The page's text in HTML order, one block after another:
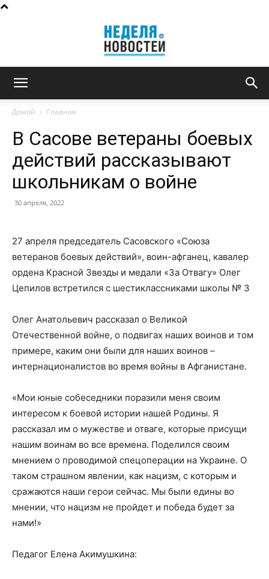
новостей
Домой Главная
В Сасове ветераны боевых
действий рассказывают
школьникам о войне
30 апреля, 2022
27 апреля председатель Сасовского «Союза
ветеранов боевых действий», воин-афганец, кавалер
ордена Красной Звезды и медали «За Отвагу» Олег
Цепилов встретился с шестиклассниками школы № 3
Олег Анатольевич рассказал о Великой
Отечественной войне, о подвигах наших воинов и том
примере, каким они были для наших воинов –
интернационалистов во время войны в Афганистане.
«Мои юные собеседники поразили меня своим
интересом к боевой истории нашей Родины. Я
рассказал им о мужестве и отваге, которые присущи
нашим воинам во все времена. Поделился своим
мнением о проводимой спецоперации на Украине. О
таком страшном явлении, как нацизм, с которым и
сражаются наши герои сейчас. Мы были едины во
мнении, что нацизм не пройдет и победа будет за
нами!»
Педагог Елена Акимушкина: